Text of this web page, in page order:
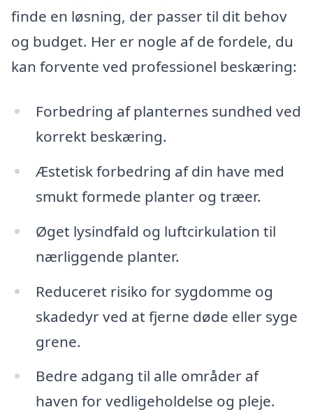
finde en løsning, der passer til dit behov
og budget. Her er nogle af de fordele, du
kan forvente ved professionel beskæring:
Forbedring af planternes sundhed ved
korrekt beskæring.
Æstetisk forbedring af din have med
smukt formede planter og træer.
Øget lysindfald og luftcirkulation til
nærliggende planter.
Reduceret risiko for sygdomme og
skadedyr ved at fjerne døde eller syge
grene.
Bedre adgang til alle områder af
haven for vedligeholdelse og pleje.